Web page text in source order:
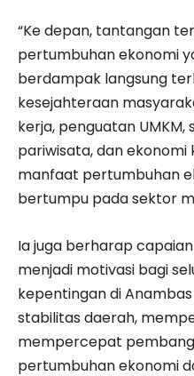
“Ke depan, tantangan
pertumbuhan ekonomi
berdampak langsung
kesejahteraan
kerja, penguatan
pariwisata, dan ekonomi
manfaat pertumbuhan
bertumpu pada sektor
Ia juga berharap
menjadi motivasi bagi
kepentingan di
stabilitas daerah,
mempercepat
pertumbuhan ekonomi